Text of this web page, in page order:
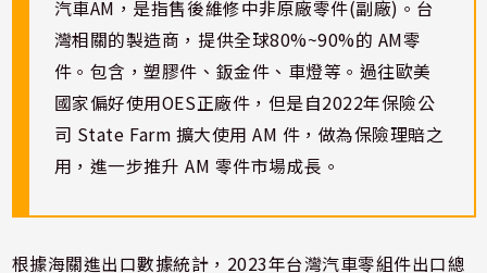
汽車AM，是指售後維修中非原廠零件(副廠)。台
灣相關的製造商，提供全球80%~90%的 AM零
件。包含，塑膠件、鈑金件、車燈等。過往歐美
國家偏好使用OES正廠件，但是自2022年保險公
司 State Farm 擴大使用 AM 件，做為保險理賠之
用，進一步推升 AM 零件市場成長。
根據海關進出口數據統計，2023年台灣汽車零組件出口總